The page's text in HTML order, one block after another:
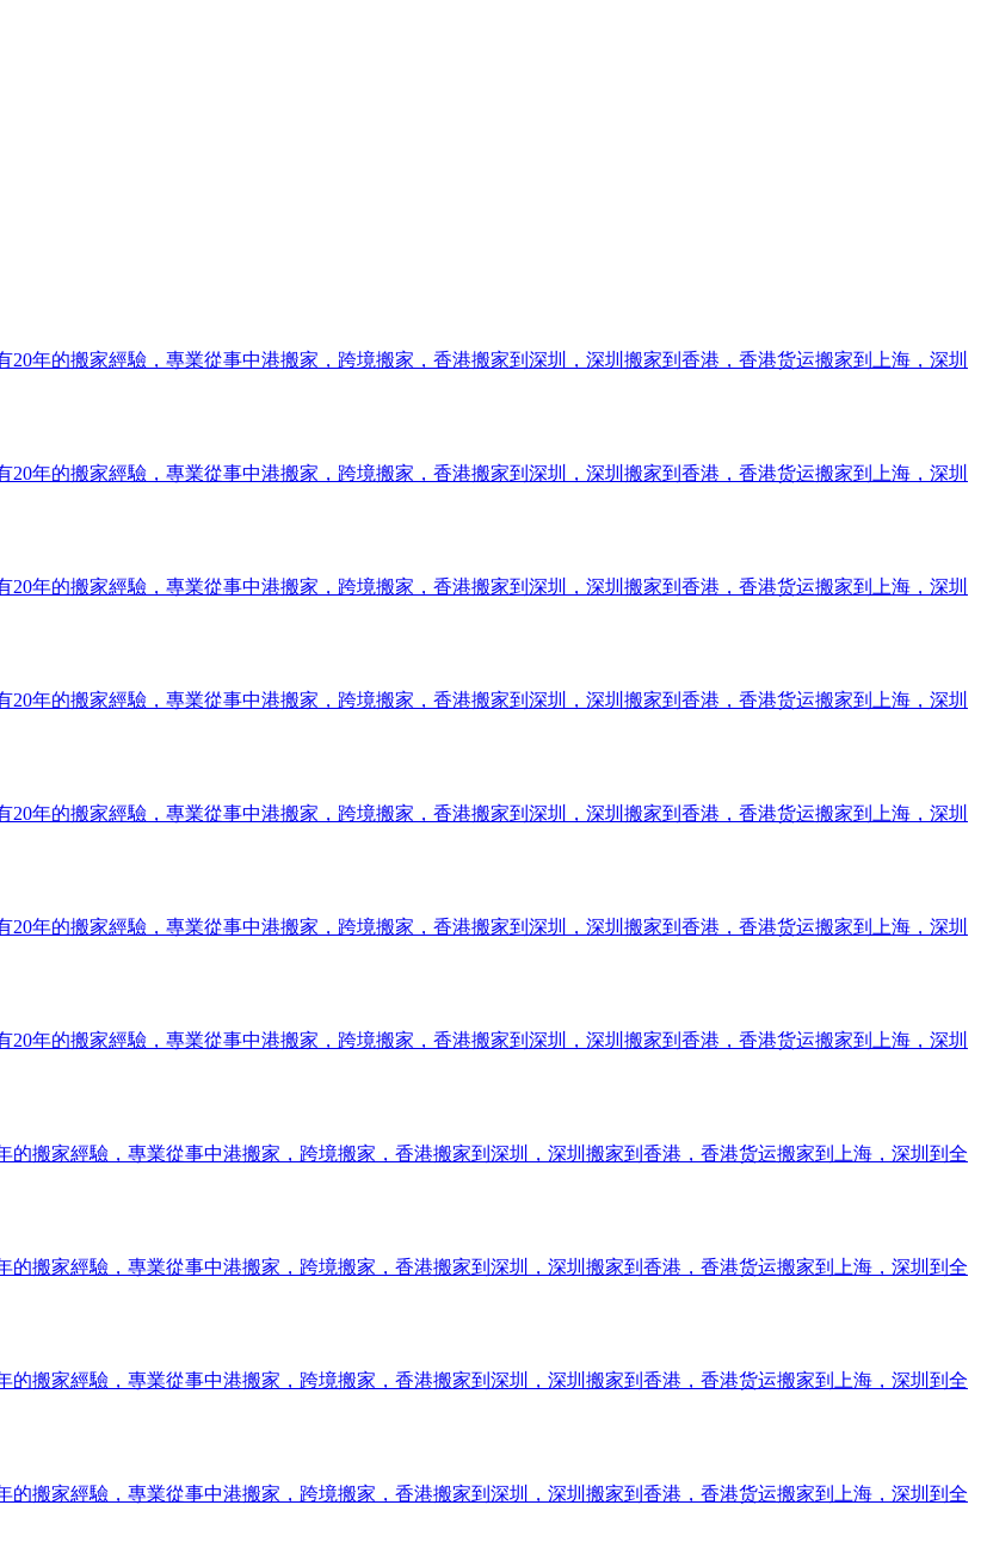
年的搬家經驗，專業從事中港搬家，跨境搬家，香港搬家到深圳，深圳搬家到香港，香港货运搬家到上海，深圳
年的搬家經驗，專業從事中港搬家，跨境搬家，香港搬家到深圳，深圳搬家到香港，香港货运搬家到上海，深圳
年的搬家經驗，專業從事中港搬家，跨境搬家，香港搬家到深圳，深圳搬家到香港，香港货运搬家到上海，深圳
年的搬家經驗，專業從事中港搬家，跨境搬家，香港搬家到深圳，深圳搬家到香港，香港货运搬家到上海，深圳
年的搬家經驗，專業從事中港搬家，跨境搬家，香港搬家到深圳，深圳搬家到香港，香港货运搬家到上海，深圳
年的搬家經驗，專業從事中港搬家，跨境搬家，香港搬家到深圳，深圳搬家到香港，香港货运搬家到上海，深圳
年的搬家經驗，專業從事中港搬家，跨境搬家，香港搬家到深圳，深圳搬家到香港，香港货运搬家到上海，深圳
搬家經驗，專業從事中港搬家，跨境搬家，香港搬家到深圳，深圳搬家到香港，香港货运搬家到上海，深圳到全
搬家經驗，專業從事中港搬家，跨境搬家，香港搬家到深圳，深圳搬家到香港，香港货运搬家到上海，深圳到全
搬家經驗，專業從事中港搬家，跨境搬家，香港搬家到深圳，深圳搬家到香港，香港货运搬家到上海，深圳到全
搬家經驗，專業從事中港搬家，跨境搬家，香港搬家到深圳，深圳搬家到香港，香港货运搬家到上海，深圳到全